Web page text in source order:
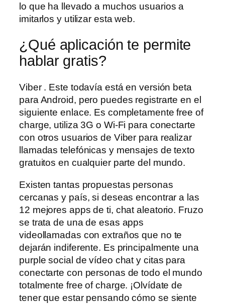
lo que ha llevado a muchos usuarios a
imitarlos y utilizar esta web.
¿Qué aplicación te permite
hablar gratis?
Viber . Este todavía está en versión beta
para Android, pero puedes registrarte en el
siguiente enlace. Es completamente free of
charge, utiliza 3G o Wi-Fi para conectarte
con otros usuarios de Viber para realizar
llamadas telefónicas y mensajes de texto
gratuitos en cualquier parte del mundo.
Existen tantas propuestas personas
cercanas y país, si deseas encontrar a las
12 mejores apps de ti, chat aleatorio. Fruzo
se trata de una de esas apps
videollamadas con extraños que no te
dejarán indiferente. Es principalmente una
purple social de vídeo chat y citas para
conectarte con personas de todo el mundo
totalmente free of charge. ¡Olvídate de
tener que estar pensando cómo se siente